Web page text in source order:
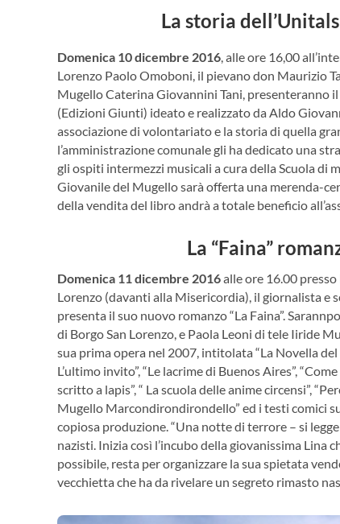
La storia
Domenica 10 dicembre 2016 , alle ore 16,00
Lorenzo Paolo Omoboni, il pievano don Maurizio
Mugello Caterina Giovannini Tani, presenteranno
(Edizioni Giunti) ideato e realizzato da Aldo
associazione di volontariato e la storia di quella
l’amministrazione comunale gli ha dedicato una
gli ospiti intermezzi musicali a cura della Scuola di
Giovanile del Mugello sarà offerta una merenda-
della vendita del libro andrà a totale beneficio
La “Faina”
Domenica 11 dicembre 2016alle ore 16.00
Lorenzo (davanti alla Misericordia), il giornalista
presenta il suo nuovo romanzo “La Faina”.
di Borgo San Lorenzo, e Paola Leoni di tele Iiride
sua prima opera nel 2007, intitolata “La Novella
L’ultimo invito”, “Le lacrime di Buenos Aires”,
scritto a lapis”, “ La scuola delle anime circensi”,
Mugello Marcondirondirondello” ed i testi comici
copiosa produzione. “Una notte di terrore – si
nazisti. Inizia così l’incubo della giovanissima Lina
possibile, resta per organizzare la sua spietata
vecchietta che ha da rivelare un segreto rimasto